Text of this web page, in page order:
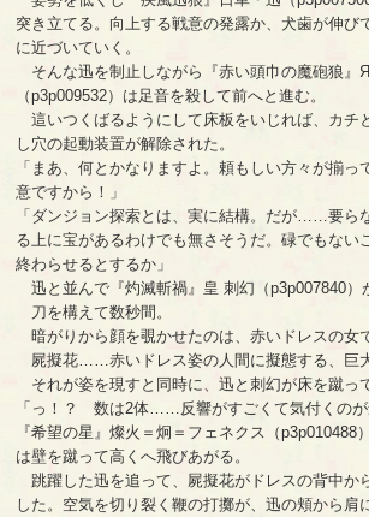
突き立てる。向上する戦意の発露か、犬歯が伸び
に近づいていく。
そんな迅を制止しながら『赤い頭巾の魔砲狼』
（p3p009532）は足音を殺して前へと進む。
這いつくばるようにして床板をいじれば、カチ
し穴の起動装置が解除された。
「まあ、何とかなりますよ。頼もしい方々が揃っ
意ですから！」
「ダンジョン探索とは、実に結構。だが……要ら
る上に宝があるわけでも無さそうだ。碌でもない
終わらせるとするか」
迅と並んで『灼滅斬禍』皇 刺幻（p3p007840）
刀を構えて数秒間。
暗がりから顔を覗かせたのは、赤いドレスの女
屍擬花……赤いドレス姿の人間に擬態する、巨大
それが姿を現すと同時に、迅と刺幻が床を蹴っ
「っ！？ 数は2体……反響がすごくて気付くのが
『希望の星』燦火＝炯＝フェネクス（p3p010488
は壁を蹴って高くへ飛びあがる。
跳躍した迅を追って、屍擬花がドレスの背中か
した。空気を切り裂く鞭の打擲が、迅の頬から肩